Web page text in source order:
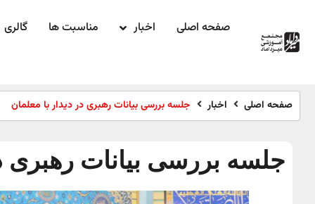
صفحه اصلی اخبار مناسبت ها گالری
صفحه اصلی اخبار جلسه بررسی بیانات رهبری در دیدار با معلمان
جلسه بررسی بیانات رهبری